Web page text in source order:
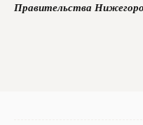
Правительства